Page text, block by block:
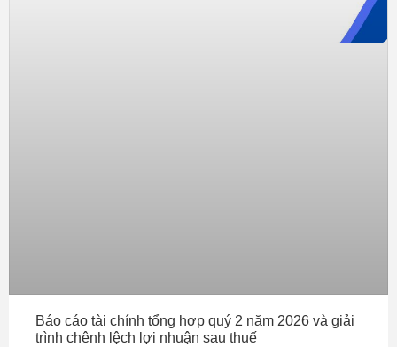
Báo cáo tài chính tổng hợp quý 2 năm 2026 và giải
trình chênh lệch lợi nhuận sau thuế